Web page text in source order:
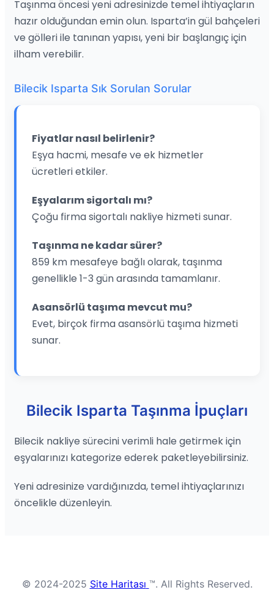
Taşınma öncesi yeni adresinizde temel ihtiyaçların
hazır olduğundan emin olun. Isparta’in gül bahçeleri
ve gölleri ile tanınan yapısı, yeni bir başlangıç için
ilham verebilir.
Bilecik Isparta Sık Sorulan Sorular
Fiyatlar nasıl belirlenir?
Eşya hacmi, mesafe ve ek hizmetler
ücretleri etkiler.
Eşyalarım sigortalı mı?
Çoğu firma sigortalı nakliye hizmeti sunar.
Taşınma ne kadar sürer?
859 km mesafeye bağlı olarak, taşınma
genellikle 1-3 gün arasında tamamlanır.
Asansörlü taşıma mevcut mu?
Evet, birçok firma asansörlü taşıma hizmeti
sunar.
Bilecik Isparta Taşınma İpuçları
Bilecik nakliye sürecini verimli hale getirmek için
eşyalarınızı kategorize ederek paketleyebilirsiniz.
Yeni adresinize vardığınızda, temel ihtiyaçlarınızı
öncelikle düzenleyin.
© 2024-2025 Site Haritası ™. All Rights Reserved.